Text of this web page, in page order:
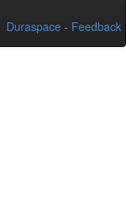
Duraspace - Feedback